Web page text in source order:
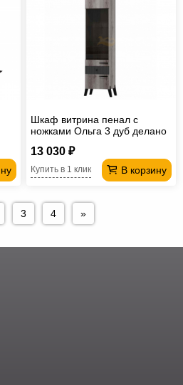
Шкаф витрина пенал с
ножками Ольга 3 дуб делано
13 030 ₽
В корзину
Купить в 1 клик
3 4 »